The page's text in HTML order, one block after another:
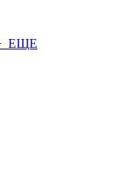
ЕЩЕ